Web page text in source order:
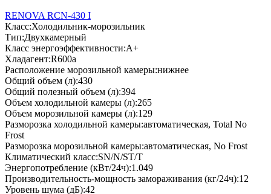
RENOVA RCN-430 I
Класс:Холодильник-морозильник
Тип:Двухкамерный
Класс энергоэффективности:А+
Хладагент:R600a
Расположение морозильной камеры:нижнее
Общий объем (л):430
Общий полезный объем (л):394
Объем холодильной камеры (л):265
Объем морозильной камеры (л):129
Разморозка холодильной камеры:автоматическая, Total No
Frost
Разморозка морозильной камеры:автоматическая, No Frost
Климатический класс:SN/N/ST/T
Энергопотребление (кВт/24ч):1.049
Производительность-мощность замораживания (кг/24ч):12
Уровень шума (дБ):42